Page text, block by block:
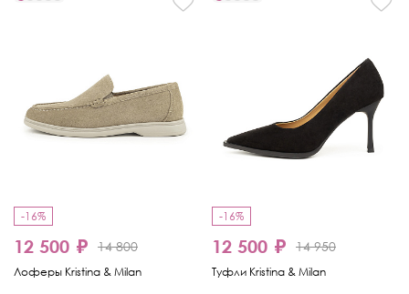
-16%
12 500 ₽ 14 800
Лоферы Kristina & Milan
-16%
12 500 ₽ 14 950
Туфли Kristina & Milan